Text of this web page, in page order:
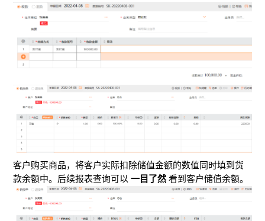
客户购买商品，将客户实际扣除储值金额的数值同时填到货
款余额中。后续报表查询可以 一目了然 看到客户储值余额。